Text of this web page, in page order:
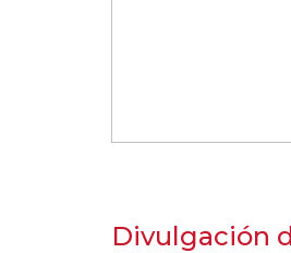
Divulgación